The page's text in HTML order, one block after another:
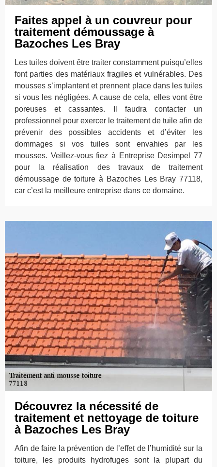
Faites appel à un couvreur pour
traitement démoussage à
Bazoches Les Bray
Les tuiles doivent être traiter constamment puisqu’elles
font parties des matériaux fragiles et vulnérables. Des
mousses s’implantent et prennent place dans les tuiles
si vous les négligées. A cause de cela, elles vont être
poreuses et cassantes. Il faudra contacter un
professionnel pour exercer le traitement de tuile afin de
prévenir des possibles accidents et d’éviter les
dommages si vos tuiles sont envahies par les
mousses. Veillez-vous fiez à Entreprise Desimpel 77
pour la réalisation des travaux de traitement
démoussage de toiture à Bazoches Les Bray 77118,
car c’est la meilleure entreprise dans ce domaine.
Découvrez la nécessité de
traitement et nettoyage de toiture
à Bazoches Les Bray
Afin de faire la prévention de l’effet de l’humidité sur la
toiture, les produits hydrofuges sont la plupart du